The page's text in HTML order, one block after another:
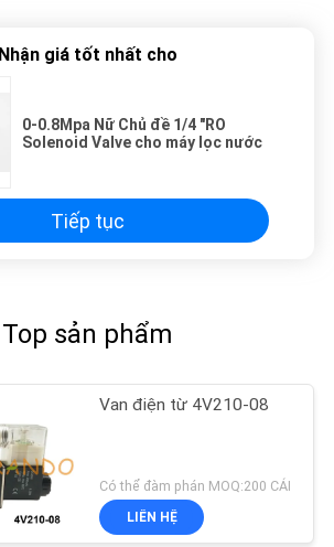
Nhận giá tốt nhất cho
0-0.8Mpa Nữ Chủ đề 1/4 "RO
Solenoid Valve cho máy lọc nước
Tiếp tục
Top sản phẩm
Van điện từ 4V210-08
Có thể đàm phán MOQ:200 CÁI
LIÊN HỆ